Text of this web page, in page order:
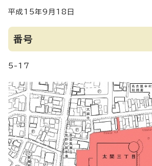
平成15年9月18日
番号
5-17